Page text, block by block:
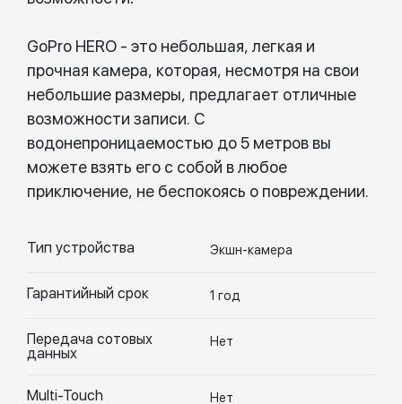
GoPro HERO - это небольшая, легкая и
прочная камера, которая, несмотря на свои
небольшие размеры, предлагает отличные
возможности записи. С
водонепроницаемостью до 5 метров вы
можете взять его с собой в любое
приключение, не беспокоясь о повреждении.
Тип устройства Экшн-камера
Гарантийный срок 1 год
Передача сотовых
данных
Нет
Multi-Touch Нет